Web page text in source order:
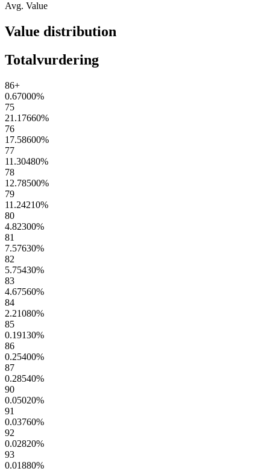
Avg. Value
Value distribution
Totalvurdering
86+
0.67000%
75
21.17660%
76
17.58600%
77
11.30480%
78
12.78500%
79
11.24210%
80
4.82300%
81
7.57630%
82
5.75430%
83
4.67560%
84
2.21080%
85
0.19130%
86
0.25400%
87
0.28540%
90
0.05020%
91
0.03760%
92
0.02820%
93
0.01880%